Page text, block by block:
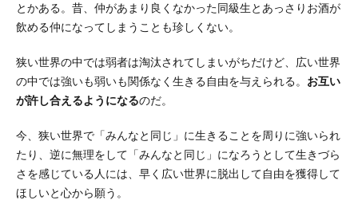
とかある。昔、仲があまり良くなかった同級生とあっさりお酒が
飲める仲になってしまうことも珍しくない。
狭い世界の中では弱者は淘汰されてしまいがちだけど、広い世界
の中では強いも弱いも関係なく生きる自由を与えられる。 お互い
が許し合えるようになるのだ。
今、狭い世界で「みんなと同じ」に生きることを周りに強いられ
たり、逆に無理をして「みんなと同じ」になろうとして生きづら
さを感じている人には、早く広い世界に脱出して自由を獲得して
ほしいと心から願う。